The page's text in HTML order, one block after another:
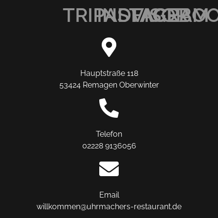
TRIPADVISOR
INSTAGRAM
Hauptstraße 118
53424 Remagen Oberwinter
Telefon
02228 9136056
Email
willkommen@uhrmachers-restaurant.de